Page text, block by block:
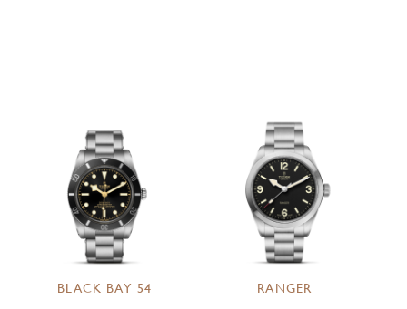
BLACK BAY 54
RANGER